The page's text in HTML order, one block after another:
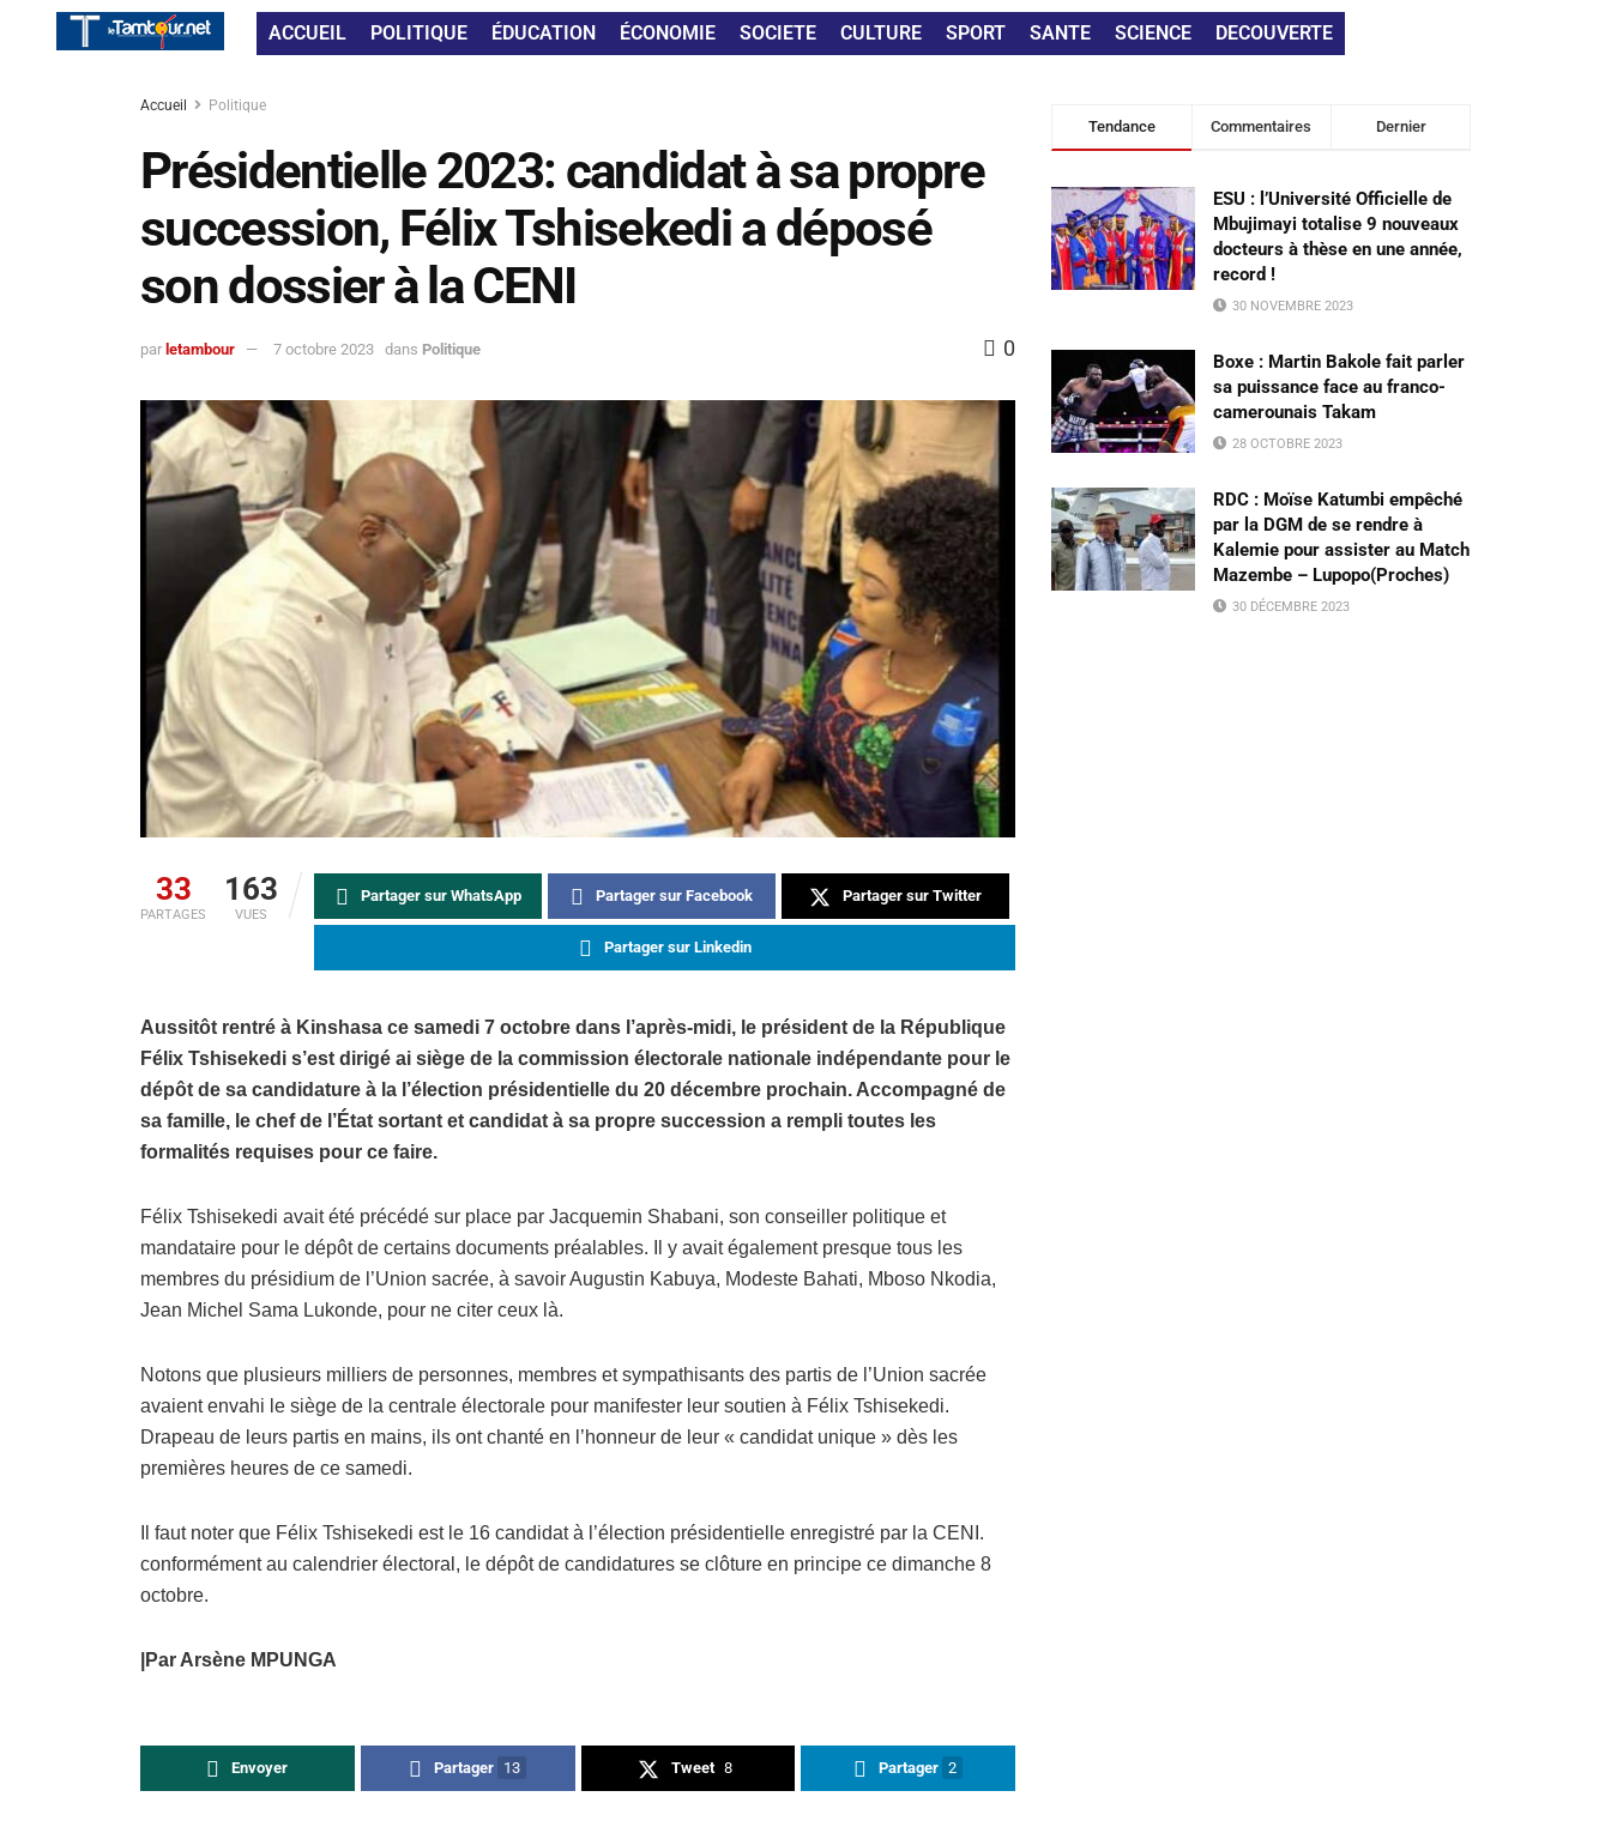
ACCUEIL POLITIQUE ÉDUCATION ÉCONOMIE SOCIETE CULTURE SPORT SANTE SCIENCE DECOUVERTE
Accueil Politique
Présidentielle 2023: candidat à sa propre
succession, Félix Tshisekedi a déposé
son dossier à la CENI
par letambour 7 octobre 2023 dans Politique 0
33
PARTAGES
163
VUES
Partager sur WhatsApp Partager sur Facebook Partager sur Twitter
Partager sur Linkedin
Aussitôt rentré à Kinshasa ce samedi 7 octobre dans l’après-midi, le président de la République
Félix Tshisekedi s’est dirigé ai siège de la commission électorale nationale indépendante pour le
dépôt de sa candidature à la l’élection présidentielle du 20 décembre prochain. Accompagné de
sa famille, le chef de l’État sortant et candidat à sa propre succession a rempli toutes les
formalités requises pour ce faire.
Félix Tshisekedi avait été précédé sur place par Jacquemin Shabani, son conseiller politique et
mandataire pour le dépôt de certains documents préalables. Il y avait également presque tous les
membres du présidium de l’Union sacrée, à savoir Augustin Kabuya, Modeste Bahati, Mboso Nkodia,
Jean Michel Sama Lukonde, pour ne citer ceux là.
Notons que plusieurs milliers de personnes, membres et sympathisants des partis de l’Union sacrée
avaient envahi le siège de la centrale électorale pour manifester leur soutien à Félix Tshisekedi.
Drapeau de leurs partis en mains, ils ont chanté en l’honneur de leur « candidat unique » dès les
premières heures de ce samedi.
Il faut noter que Félix Tshisekedi est le 16 candidat à l’élection présidentielle enregistré par la CENI.
conformément au calendrier électoral, le dépôt de candidatures se clôture en principe ce dimanche 8
octobre.
|Par Arsène MPUNGA
Envoyer Partager 13 Tweet 8 Partager 2
Tendance Commentaires Dernier
ESU : l’Université Officielle de
Mbujimayi totalise 9 nouveaux
docteurs à thèse en une année,
record !
30 NOVEMBRE 2023
Boxe : Martin Bakole fait parler
sa puissance face au franco-
camerounais Takam
28 OCTOBRE 2023
RDC : Moïse Katumbi empêché
par la DGM de se rendre à
Kalemie pour assister au Match
Mazembe – Lupopo(Proches)
30 DÉCEMBRE 2023